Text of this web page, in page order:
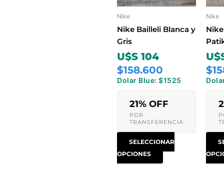
Nike
Nike Bailleli Blanca y
Gris
U$S 104
$158.600
Dolar Blue: $1525
21% OFF
POR
TRANSFERENCIA
SELECCIONAR
OPCIONES
opciones
pueden
página
producto
Nike